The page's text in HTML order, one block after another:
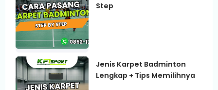
Step
Jenis Karpet Badminton
Lengkap + Tips Memilihnya